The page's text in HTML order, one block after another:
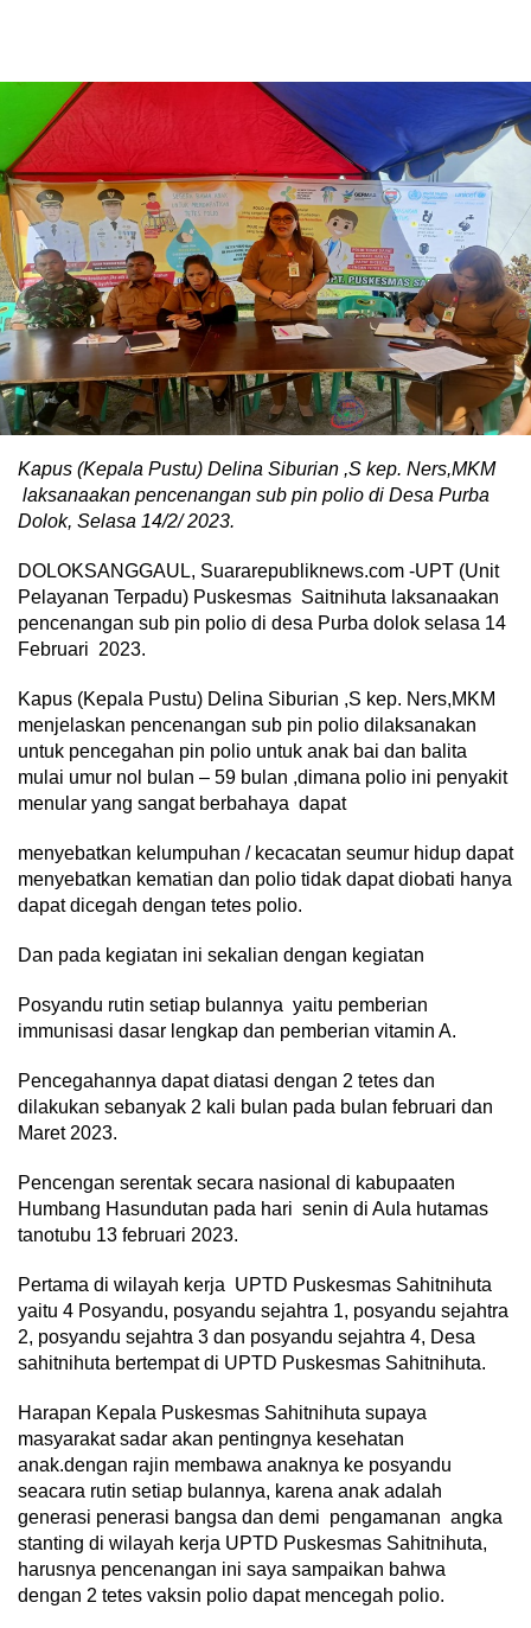
Kapus (Kepala Pustu) Delina Siburian ,S kep. Ners,MKM
laksanaakan pencenangan sub pin polio di Desa Purba
Dolok, Selasa 14/2/ 2023.
DOLOKSANGGAUL, Suararepubliknews.com -UPT (Unit
Pelayanan Terpadu) Puskesmas Saitnihuta laksanaakan
pencenangan sub pin polio di desa Purba dolok selasa 14
Februari 2023.
Kapus (Kepala Pustu) Delina Siburian ,S kep. Ners,MKM
menjelaskan pencenangan sub pin polio dilaksanakan
untuk pencegahan pin polio untuk anak bai dan balita
mulai umur nol bulan – 59 bulan ,dimana polio ini penyakit
menular yang sangat berbahaya dapat
menyebatkan kelumpuhan / kecacatan seumur hidup dapat
menyebatkan kematian dan polio tidak dapat diobati hanya
dapat dicegah dengan tetes polio.
Dan pada kegiatan ini sekalian dengan kegiatan
Posyandu rutin setiap bulannya yaitu pemberian
immunisasi dasar lengkap dan pemberian vitamin A.
Pencegahannya dapat diatasi dengan 2 tetes dan
dilakukan sebanyak 2 kali bulan pada bulan februari dan
Maret 2023.
Pencengan serentak secara nasional di kabupaaten
Humbang Hasundutan pada hari senin di Aula hutamas
tanotubu 13 februari 2023.
Pertama di wilayah kerja UPTD Puskesmas Sahitnihuta
yaitu 4 Posyandu, posyandu sejahtra 1, posyandu sejahtra
2, posyandu sejahtra 3 dan posyandu sejahtra 4, Desa
sahitnihuta bertempat di UPTD Puskesmas Sahitnihuta.
Harapan Kepala Puskesmas Sahitnihuta supaya
masyarakat sadar akan pentingnya kesehatan
anak.dengan rajin membawa anaknya ke posyandu
seacara rutin setiap bulannya, karena anak adalah
generasi penerasi bangsa dan demi pengamanan angka
stanting di wilayah kerja UPTD Puskesmas Sahitnihuta,
harusnya pencenangan ini saya sampaikan bahwa
dengan 2 tetes vaksin polio dapat mencegah polio.